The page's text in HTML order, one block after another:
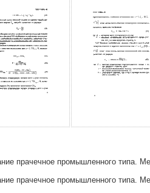
прачечное промышленного типа.
прачечное промышленного типа.